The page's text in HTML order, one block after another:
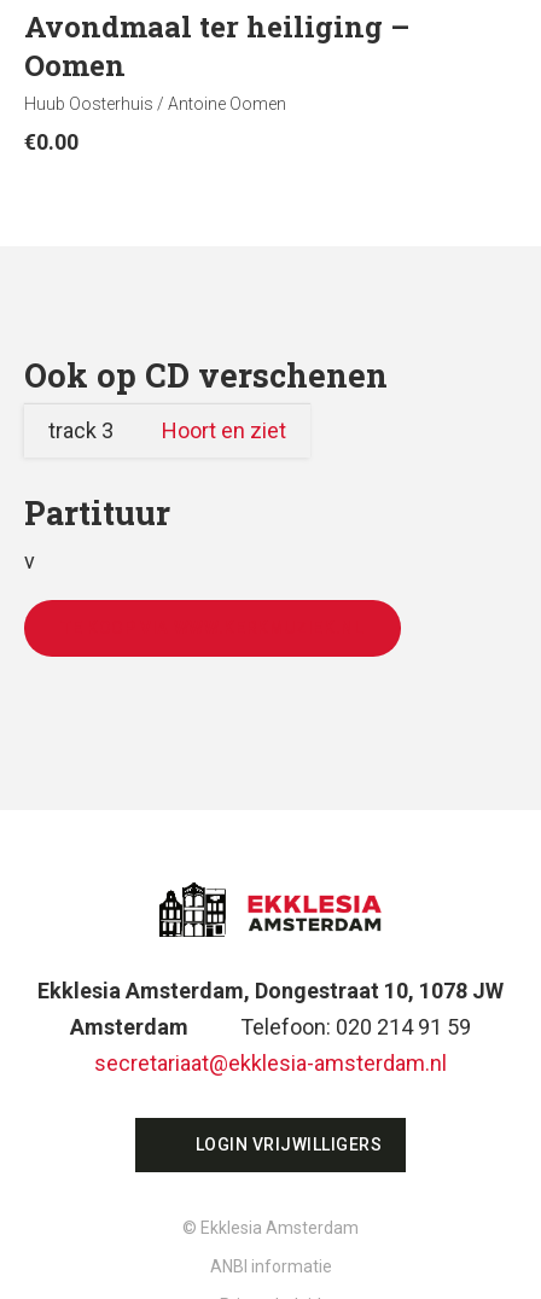
Avondmaal ter heiliging –
Oomen
Huub Oosterhuis / Antoine Oomen
€0.00
Ook op CD verschenen
track 3 Hoort en ziet
Partituur
v
Ekklesia Amsterdam, Dongestraat 10, 1078 JW
Amsterdam
Telefoon: 020 214 91 59
secretariaat@ekklesia-amsterdam.nl
LOGIN VRIJWILLIGERS
© Ekklesia Amsterdam
ANBI informatie